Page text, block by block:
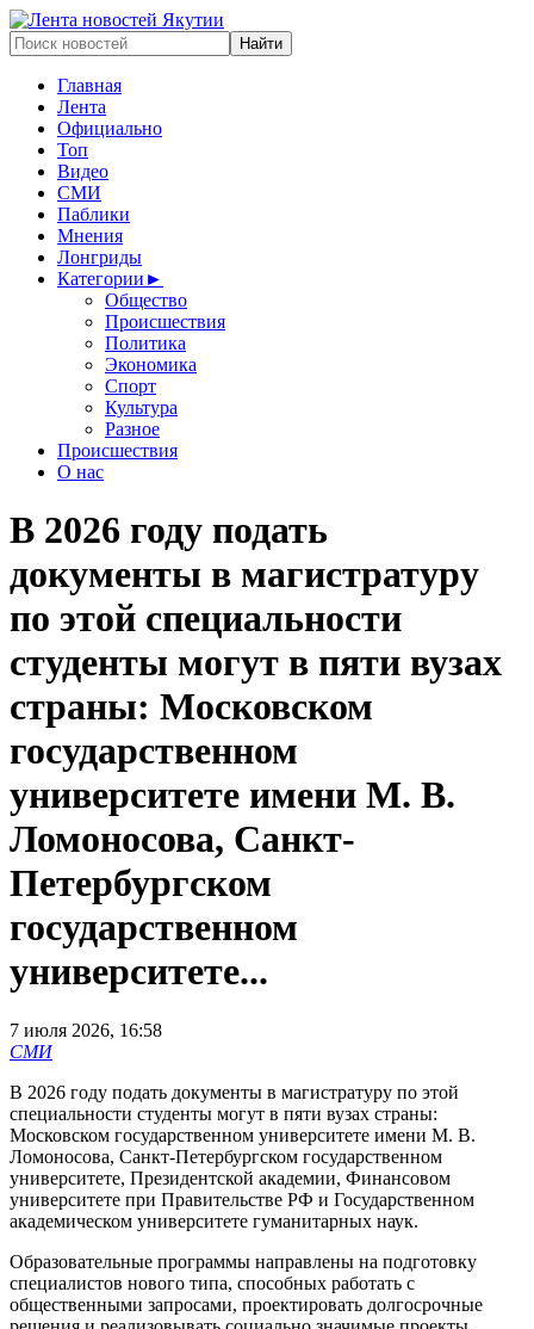
Главная
Лента
Официально
Топ
Видео
СМИ
Паблики
Мнения
Лонгриды
Категории ►
Общество
Происшествия
Политика
Экономика
Спорт
Культура
Разное
Происшествия
О нас
В 2026 году подать
документы в магистратуру
по этой специальности
студенты могут в пяти вузах
страны: Московском
государственном
университете имени М. В.
Ломоносова, Санкт-
Петербургском
государственном
университете...
7 июля 2026, 16:58
СМИ
В 2026 году подать документы в магистратуру по этой
специальности студенты могут в пяти вузах страны:
Московском государственном университете имени М. В.
Ломоносова, Санкт-Петербургском государственном
университете, Президентской академии, Финансовом
университете при Правительстве РФ и Государственном
академическом университете гуманитарных наук.
Образовательные программы направлены на подготовку
специалистов нового типа, способных работать с
общественными запросами, проектировать долгосрочные